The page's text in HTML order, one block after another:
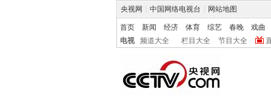
央视网 中国网络电视台 网站地图
首页 新闻 经济 体育 综艺 春晚 戏曲
电视
频道大全 栏目大全 节目大全